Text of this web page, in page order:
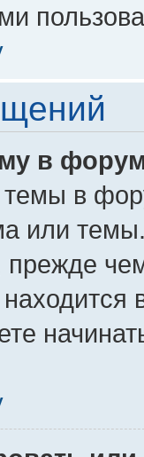
в
в
или
прежде